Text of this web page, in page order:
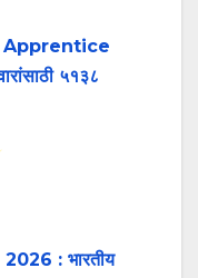
Apprentice
५१३८
: भारतीय